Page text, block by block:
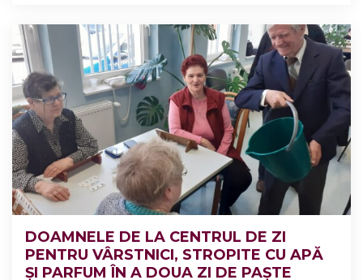
DOAMNELE DE LA CENTRUL DE ZI
PENTRU VÂRSTNICI, STROPITE CU APĂ
ȘI PARFUM ÎN A DOUA ZI DE PAȘTE